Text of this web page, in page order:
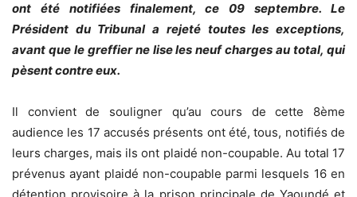
ont été notifiées finalement, ce 09 septembre. Le
Président du Tribunal a rejeté toutes les exceptions,
avant que le greffier ne lise les neuf charges au total, qui
pèsent contre eux.
Il convient de souligner qu’au cours de cette 8ème
audience les 17 accusés présents ont été, tous, notifiés de
leurs charges, mais ils ont plaidé non-coupable. Au total 17
prévenus ayant plaidé non-coupable parmi lesquels 16 en